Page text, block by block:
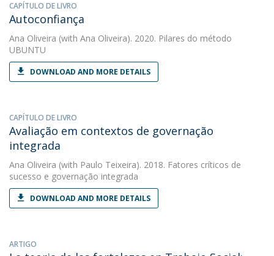
CAPÍTULO DE LIVRO
Autoconfiança
Ana Oliveira (with Ana Oliveira). 2020. Pilares do método
UBUNTU
DOWNLOAD AND MORE DETAILS
CAPÍTULO DE LIVRO
Avaliação em contextos de governação
integrada
Ana Oliveira (with Paulo Teixeira). 2018. Fatores críticos de
sucesso e governação integrada
DOWNLOAD AND MORE DETAILS
ARTIGO